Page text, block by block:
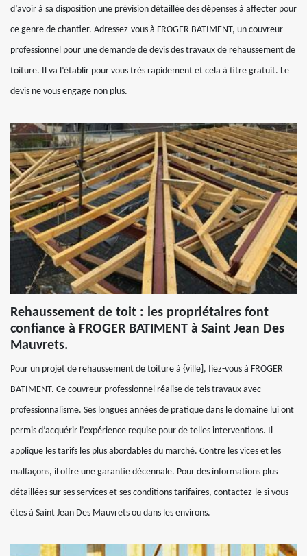
d’avoir à sa disposition une prévision détaillée des dépenses à affecter pour
ce genre de chantier. Adressez-vous à FROGER BATIMENT, un couvreur
professionnel pour une demande de devis des travaux de rehaussement de
toiture. Il va l’établir pour vous très rapidement et cela à titre gratuit. Le
devis ne vous engage non plus.
Rehaussement de toit : les propriétaires font
confiance à FROGER BATIMENT à Saint Jean Des
Mauvrets.
Pour un projet de rehaussement de toiture à {ville], fiez-vous à FROGER
BATIMENT. Ce couvreur professionnel réalise de tels travaux avec
professionnalisme. Ses longues années de pratique dans le domaine lui ont
permis d’acquérir l’expérience requise pour de telles interventions. Il
applique les tarifs les plus abordables du marché. Contre les vices et les
malfaçons, il offre une garantie décennale. Pour des informations plus
détaillées sur ses services et ses conditions tarifaires, contactez-le si vous
êtes à Saint Jean Des Mauvrets ou dans les environs.